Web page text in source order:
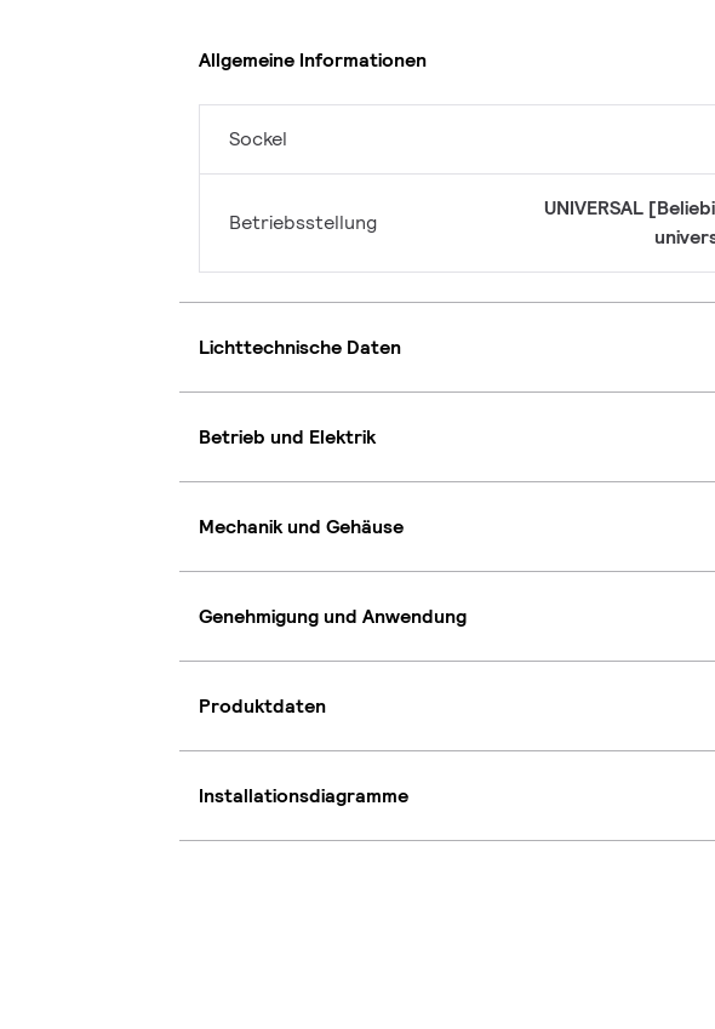
Allgemeine Informationen
Sockel
Betriebsstellung
UNIVERSAL
Lichttechnische Daten
Betrieb und Elektrik
Mechanik und Gehäuse
Genehmigung und Anwendung
Produktdaten
Installationsdiagramme